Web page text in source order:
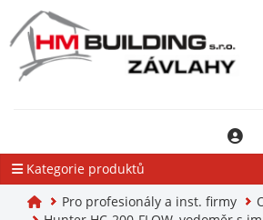
Kategorie produktů
Pro profesionály a inst. firmy